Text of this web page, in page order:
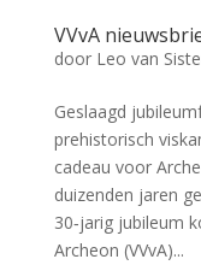
VVvA
door Leo van
Geslaagd
prehistorisch
cadeau voor
duizenden jaren
30‑jarig jubileum
Archeon (VVvA)...